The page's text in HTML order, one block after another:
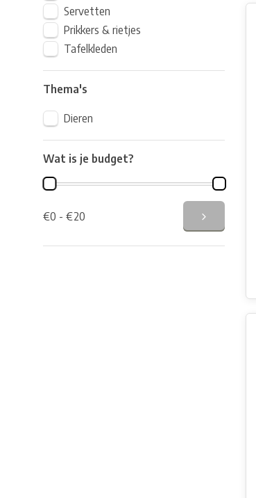
Servetten
Prikkers & rietjes
Tafelkleden
Thema's
Dieren
Wat is je budget?
€0 - €20